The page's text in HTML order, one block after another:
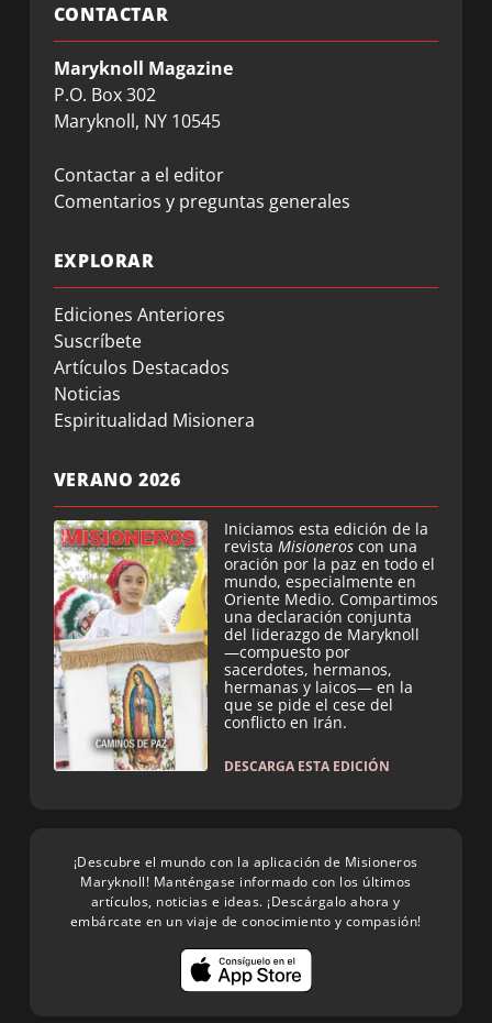
CONTACTAR
Maryknoll Magazine
P.O. Box 302
Maryknoll, NY 10545
Contactar a el editor
Comentarios y preguntas generales
EXPLORAR
Ediciones Anteriores
Suscríbete
Artículos Destacados
Noticias
Espiritualidad Misionera
VERANO 2026
Iniciamos esta edición de la
revista Misioneros con una
oración por la paz en todo el
mundo, especialmente en
Oriente Medio. Compartimos
una declaración conjunta
del liderazgo de Maryknoll
—compuesto por
sacerdotes, hermanos,
hermanas y laicos— en la
que se pide el cese del
conflicto en Irán.
DESCARGA ESTA EDICIÓN
¡Descubre el mundo con la aplicación de Misioneros
Maryknoll! Manténgase informado con los últimos
artículos, noticias e ideas. ¡Descárgalo ahora y
embárcate en un viaje de conocimiento y compasión!